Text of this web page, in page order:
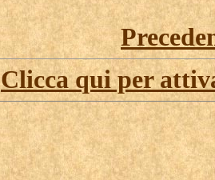
Clicca qui per